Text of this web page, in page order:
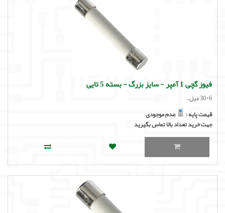
فیوز گچی 1 آمپر - سایز بزرگ - بسته 5 تایی
6*30 میل..
قیمت پایه :
عدم موجودی
جهت خرید تعداد بالا تماس بگیرید